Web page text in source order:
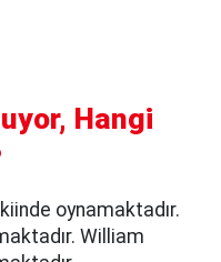
Hangi
oynamaktadır.
William